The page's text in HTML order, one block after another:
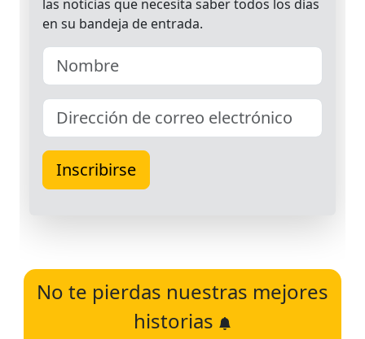
No te pierdas nuestras mejores
historias